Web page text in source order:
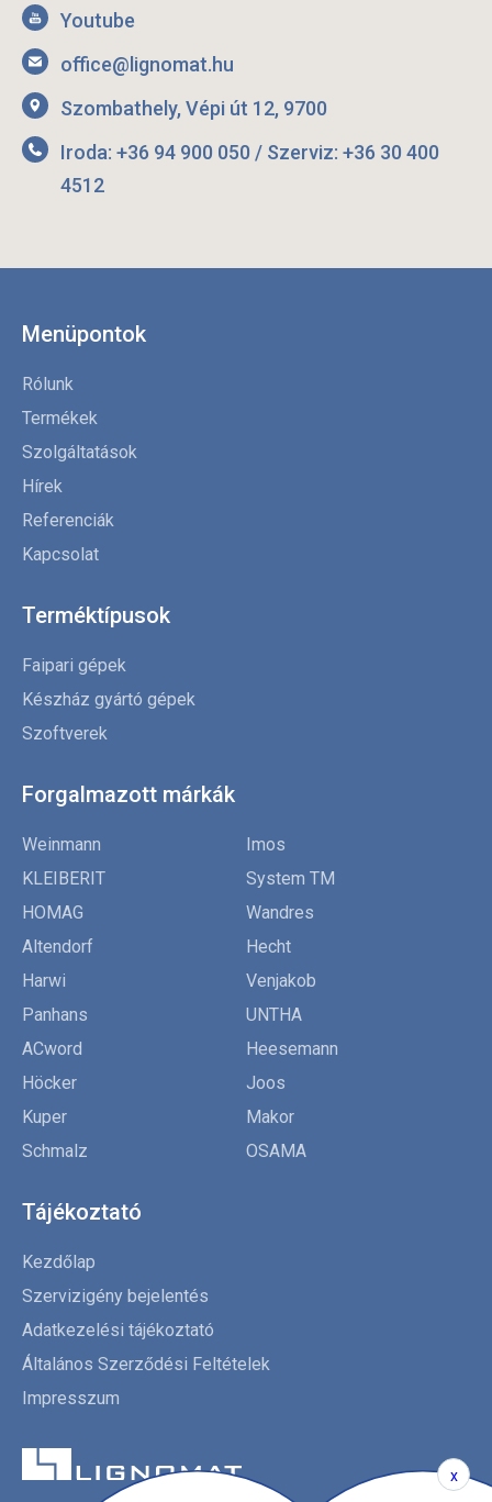
Youtube
office@lignomat.hu
Szombathely, Vépi út 12, 9700
Iroda: +36 94 900 050 / Szerviz: +36 30 400
4512
Menüpontok
Rólunk
Termékek
Szolgáltatások
Hírek
Referenciák
Kapcsolat
Terméktípusok
Faipari gépek
Készház gyártó gépek
Szoftverek
Forgalmazott márkák
Weinmann
Imos
KLEIBERIT
System TM
HOMAG
Wandres
Altendorf
Hecht
Harwi
Venjakob
Panhans
UNTHA
ACword
Heesemann
Höcker
Joos
Kuper
Makor
Schmalz
OSAMA
Tájékoztató
Kezdőlap
Szervizigény bejelentés
Adatkezelési tájékoztató
Általános Szerződési Feltételek
Impresszum
x